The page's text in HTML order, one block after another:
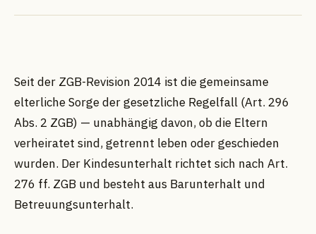
Seit der ZGB-Revision 2014 ist die gemeinsame
elterliche Sorge der gesetzliche Regelfall (Art. 296
Abs. 2 ZGB) — unabhängig davon, ob die Eltern
verheiratet sind, getrennt leben oder geschieden
wurden. Der Kindesunterhalt richtet sich nach Art.
276 ff. ZGB und besteht aus Barunterhalt und
Betreuungsunterhalt.